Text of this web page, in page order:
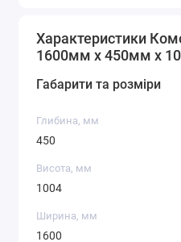
Характеристики
1600мм x 450мм x
Габарити та розміри
Глибина, мм
450
Висота, мм
1004
Ширина, мм
1600